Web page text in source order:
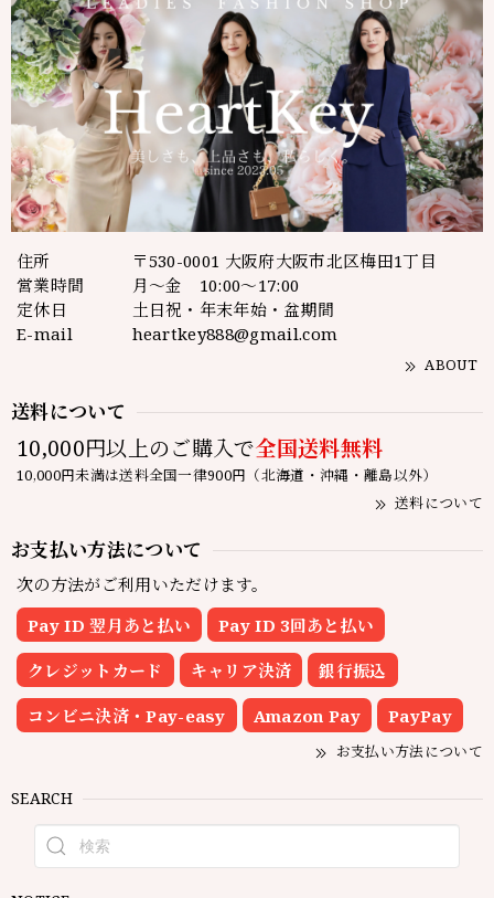
住所
〒530-0001 大阪府大阪市北区梅田1丁目
営業時間
月～金 10:00～17:00
定休日
土日祝・年末年始・盆期間
E-mail
heartkey888@gmail.com
ABOUT
送料について
10,000円以上のご購入で全国送料無料
10,000円未満は送料全国一律900円（北海道・沖縄・離島以外）
送料について
お支払い方法について
次の方法がご利用いただけます。
Pay ID 翌月あと払い
Pay ID 3回あと払い
クレジットカード キャリア決済 銀行振込
コンビニ決済・Pay-easy Amazon Pay PayPay
お支払い方法について
SEARCH